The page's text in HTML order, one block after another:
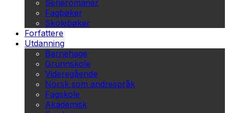
Serieromaner
Fagbøker
Skolebøker
Forfattere
Utdanning
Barnehage
Grunnskole
Videregående
Norsk som andrespråk
Fagskole
Akademisk